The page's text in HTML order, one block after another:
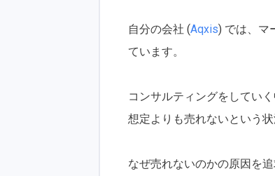
自分の会社 (Aqxis) では、マ
ています。
コンサルティングをしてい
想定よりも売れないという
なぜ売れないのかの原因を